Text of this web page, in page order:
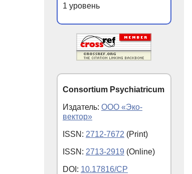
1 уровень
Consortium Psychiatricum
Издатель: ООО «Эко-
вектор»
ISSN: 2712-7672 (Print)
ISSN: 2713-2919 (Online)
DOI: 10.17816/CP